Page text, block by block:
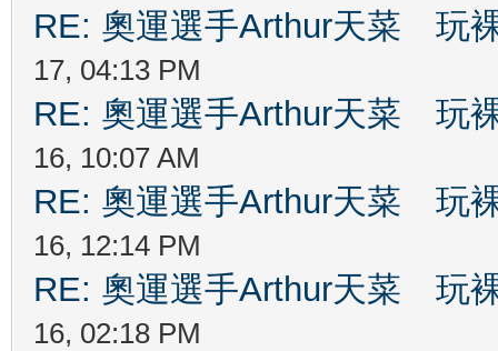
RE: 奧運選手Arthur天菜 玩
17, 04:13 PM
RE: 奧運選手Arthur天菜 玩
16, 10:07 AM
RE: 奧運選手Arthur天菜 玩
16, 12:14 PM
RE: 奧運選手Arthur天菜 玩
16, 02:18 PM